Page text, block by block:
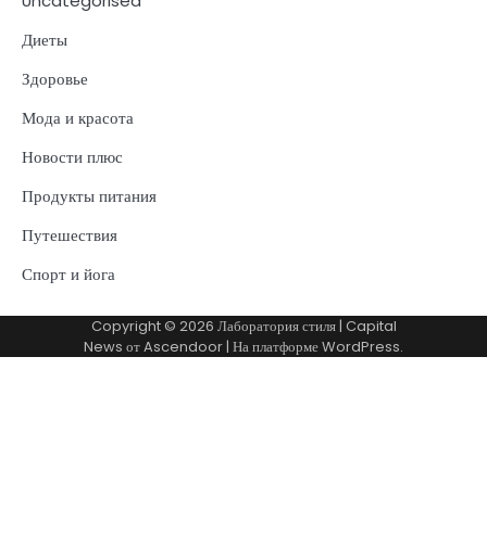
Диеты
Здоровье
Мода и красота
Новости плюс
Продукты питания
Путешествия
Спорт и йога
Copyright © 2026 Лаборатория стиля| Capital
News отAscendoor| На платформеWordPress.